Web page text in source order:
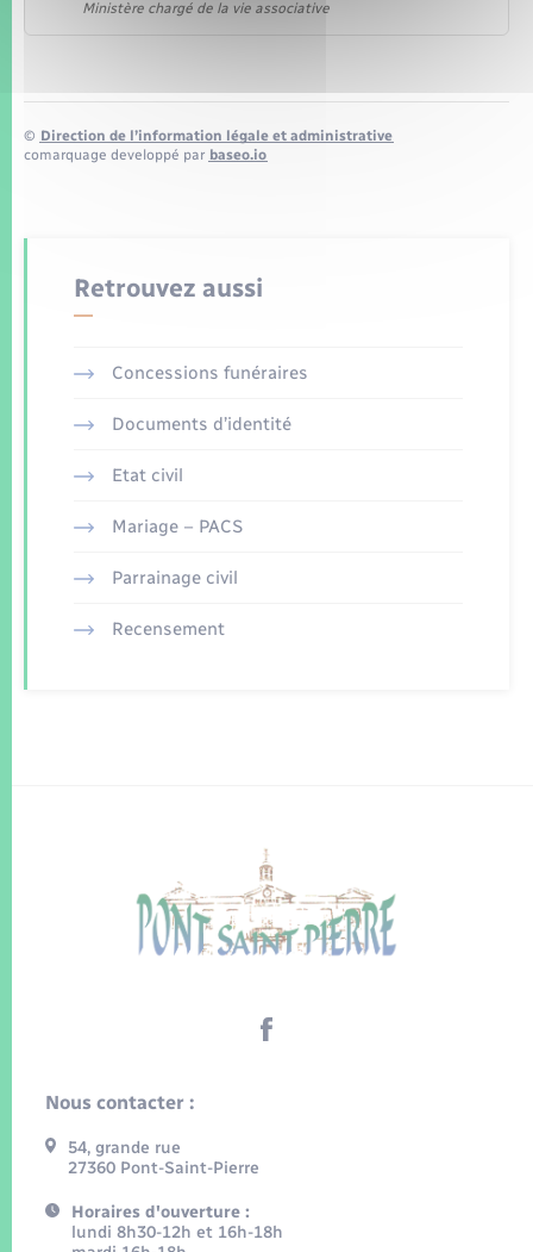
Ministère chargé de la vie associative
© Direction de l’information légale et administrative
comarquage developpé par baseo.io
Retrouvez aussi
Concessions funéraires
Documents d’identité
Etat civil
Mariage – PACS
Parrainage civil
Recensement
Nous contacter :
54, grande rue
27360 Pont-Saint-Pierre
Horaires d'ouverture :
lundi 8h30-12h et 16h-18h